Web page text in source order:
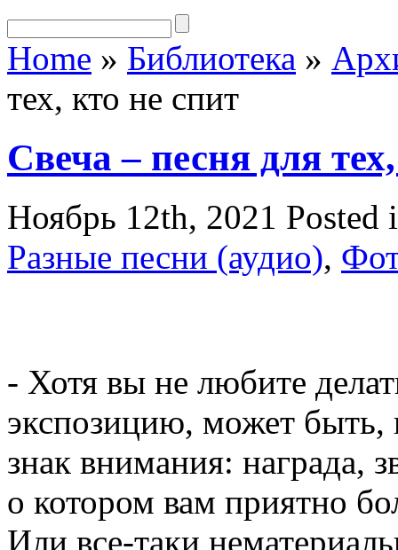
Home » Библиотека »
тех, кто не спит
Свеча – песня для
Ноябрь 12th, 2021 Posted
Разные песни (аудио),
- Хотя вы не любите
экспозицию, может быть,
знак внимания: награда,
о котором вам приятно
Или все-таки